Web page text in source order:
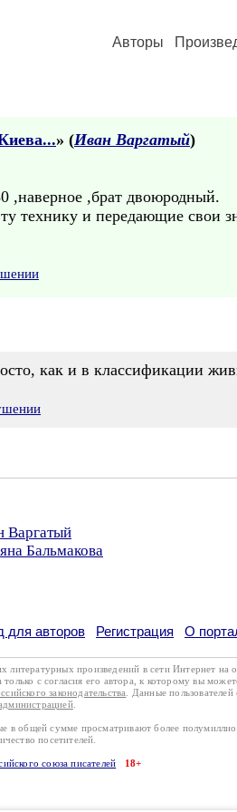
Авторы
» (Иван Варгатый)
,брат двоюродный.
технику и передающие свои
как и в классификации
Варгатый
Бальмакова
для авторов Регистрация О
литературных произведений в сети Интернет на
с согласия его автора, к которому вы
законодательства . Данные
.
в общей сумме просматривают более
посетителей.
союза писателей 18+